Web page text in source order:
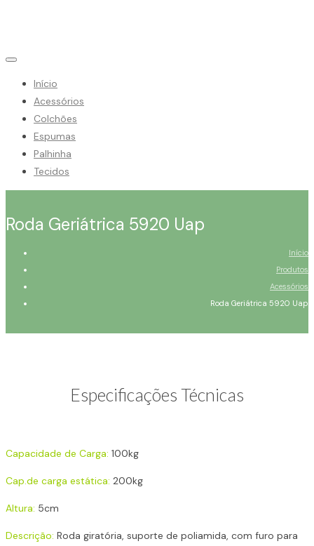
Início
Acessórios
Colchões
Espumas
Palhinha
Tecidos
Roda Geriátrica 5920 Uap
Início
Produtos
Acessórios
Roda Geriátrica 5920 Uap
Especificações Técnicas
Capacidade de Carga: 100kg
Cap.de carga estática: 200kg
Altura: 5cm
Descrição: Roda giratória, suporte de poliamida, com furo para